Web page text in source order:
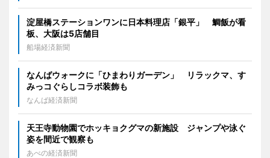
淀屋橋ステーションワンに日本料理店「銀平」 鯛飯が看
板、大阪は5店舗目
船場経済新聞
なんばウォークに「ひまわりガーデン」 リラックマ、す
みっコぐらしコラボ装飾も
なんば経済新聞
天王寺動物園でホッキョクグマの新施設 ジャンプや泳ぐ
姿を間近で観察も
あべの経済新聞